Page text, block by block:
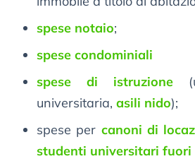
spese notaio;
spese condominiali
spese di istruzione
universitaria, asili nido);
spese per canoni di
studenti universitari fuori